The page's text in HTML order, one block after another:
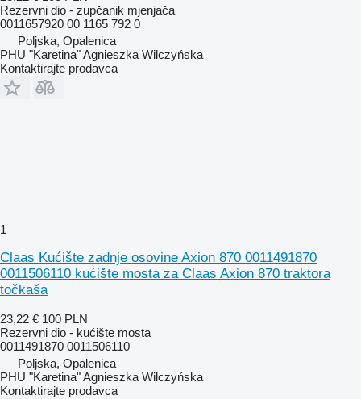
Rezervni dio - zupčanik mjenjača
0011657920 00 1165 792 0
Poljska, Opalenica
PHU "Karetina" Agnieszka Wilczyńska
Kontaktirajte prodavca
1
Claas Kućište zadnje osovine Axion 870 0011491870
0011506110 kućište mosta za Claas Axion 870 traktora
točkaša
23,22 € 100 PLN
Rezervni dio - kućište mosta
0011491870 0011506110
Poljska, Opalenica
PHU "Karetina" Agnieszka Wilczyńska
Kontaktirajte prodavca